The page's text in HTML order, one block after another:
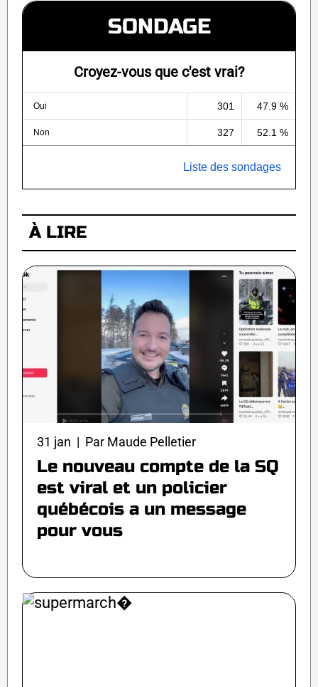
SONDAGE
Croyez-vous que c'est vrai?
Oui 301 47.9 %
Non 327 52.1 %
Liste des sondages
À LIRE
31 jan | Par Maude Pelletier
Le nouveau compte de la SQ
est viral et un policier
québécois a un message
pour vous